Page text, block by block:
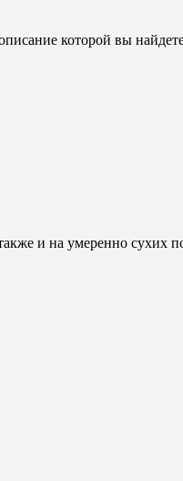
которой вы
и на умеренно сухих